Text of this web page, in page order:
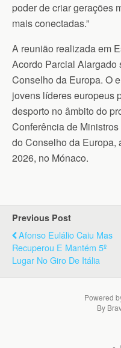
poder de criar gerações
mais conectadas.”
A reunião realizada em
Acordo Parcial Alargado
Conselho da Europa. O
jovens líderes europeus
desporto no âmbito do
Conferência de
do Conselho da Europa,
2026, no Mónaco.
Previous Post
Afonso Eulálio Caiu Mas
Recuperou E Mantém 5º
Lugar No Giro De Itália
Powered
By